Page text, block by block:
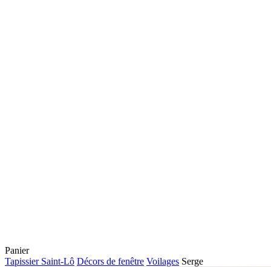
PanierFermer
le
Tapissier Saint-Lô Décors de fenêtre Voilages Serge